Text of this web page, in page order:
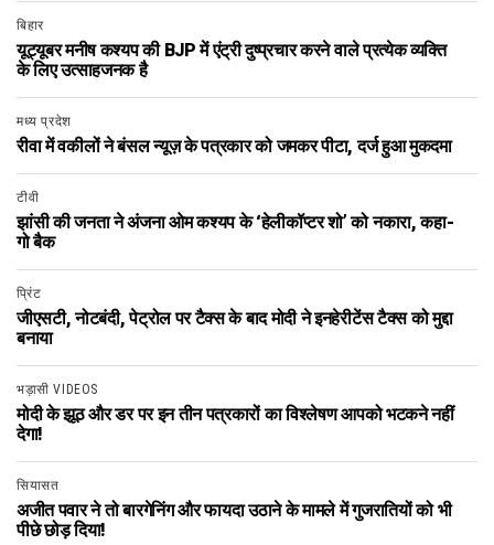
बिहार
यूट्यूबर मनीष कश्यप की BJP में एंट्री दुष्प्रचार करने वाले प्रत्येक व्यक्ति
के लिए उत्साहजनक है
मध्य प्रदेश
रीवा में वकीलों ने बंसल न्यूज़ के पत्रकार को जमकर पीटा, दर्ज हुआ मुकदमा
टीवी
झांसी की जनता ने अंजना ओम कश्यप के ‘हेलीकॉप्टर शो’ को नकारा, कहा-
गो बैक
प्रिंट
जीएसटी, नोटबंदी, पेट्रोल पर टैक्स के बाद मोदी ने इनहेरीटेंस टैक्स को मुद्दा
बनाया
भड़ासी VIDEOS
मोदी के झूठ और डर पर इन तीन पत्रकारों का विश्लेषण आपको भटकने नहीं
देगा!
सियासत
अजीत पवार ने तो बारगेनिंग और फायदा उठाने के मामले में गुजरातियों को भी
पीछे छोड़ दिया!